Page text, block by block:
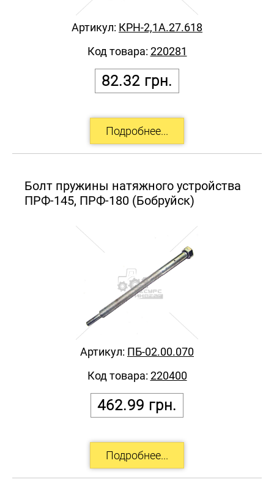
82.32 грн.
Артикул: КРН-2,1А.27.618
Код товара: 220281
Болт пружины натяжного устройства
ПРФ-145, ПРФ-180 (Бобруйск)
462.99 грн.
Артикул: ПБ-02.00.070
Код товара: 220400